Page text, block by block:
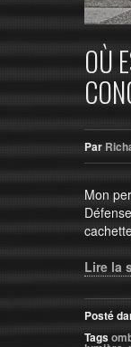
OÙ
Par
Mon
Lire la
Posté
Tags